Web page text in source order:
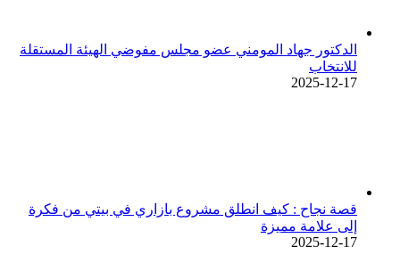
الدكتور جهاد المومني عضو مجلس مفوضي الهيئة المستقلة
للانتخاب
2025-12-17
قصة نجاح : كيف انطلق مشروع بازاري في بيتي من فكرة
إلى علامة مميزة
2025-12-17